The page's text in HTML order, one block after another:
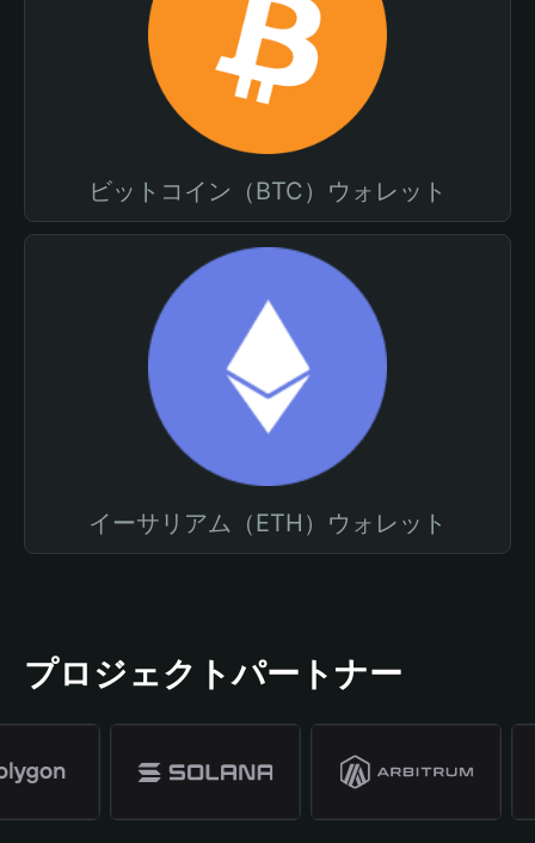
ビットコイン（BTC）ウォレット
イーサリアム（ETH）ウォレット
プロジェクトパートナー